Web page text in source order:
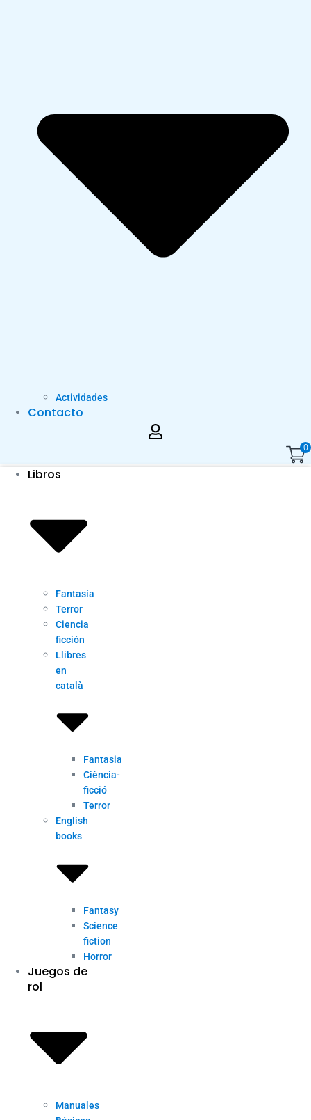
Actividades
Contacto
0
Libros
Fantasía
Terror
Ciencia
ficción
Llibres
en
català
Fantasia
Ciència-
ficció
Terror
English
books
Fantasy
Science
fiction
Horror
Juegos de
rol
Manuales